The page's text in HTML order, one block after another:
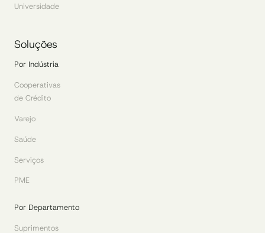
Universidade
Soluções
Por Indústria
Cooperativas
de Crédito
Varejo
Saúde
Serviços
PME
Por Departamento
Suprimentos